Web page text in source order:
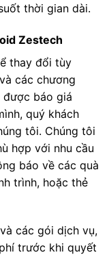
thời gian dài.
Zestech
thay đổi tùy
các chương
được báo giá
quý khách
tôi. Chúng tôi
hợp với nhu cầu
báo về các quà
trình, hoặc thẻ
các gói dịch vụ,
trước khi quyết